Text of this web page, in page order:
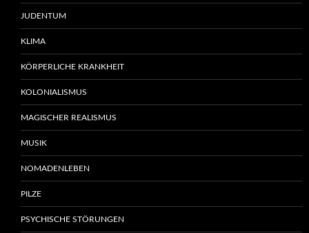
JUDENTUM
KLIMA
KÖRPERLICHE KRANKHEIT
KOLONIALISMUS
MAGISCHER REALISMUS
MUSIK
NOMADENLEBEN
PILZE
PSYCHISCHE STÖRUNGEN